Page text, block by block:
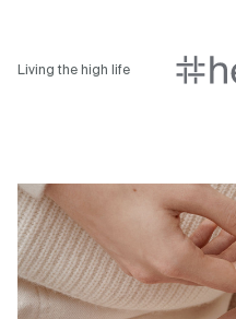
Living the high life